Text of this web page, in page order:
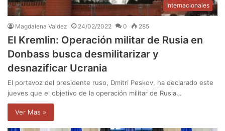
Internacionales
Magdalena Valdez 24/02/2022 0 285
El Kremlin: Operación militar de Rusia en
Donbass busca desmilitarizar y
desnazificar Ucrania
El portavoz del presidente ruso, Dmitri Peskov, ha declarado este
jueves que el objetivo de la operación militar de Rusia…
Ver Mas »